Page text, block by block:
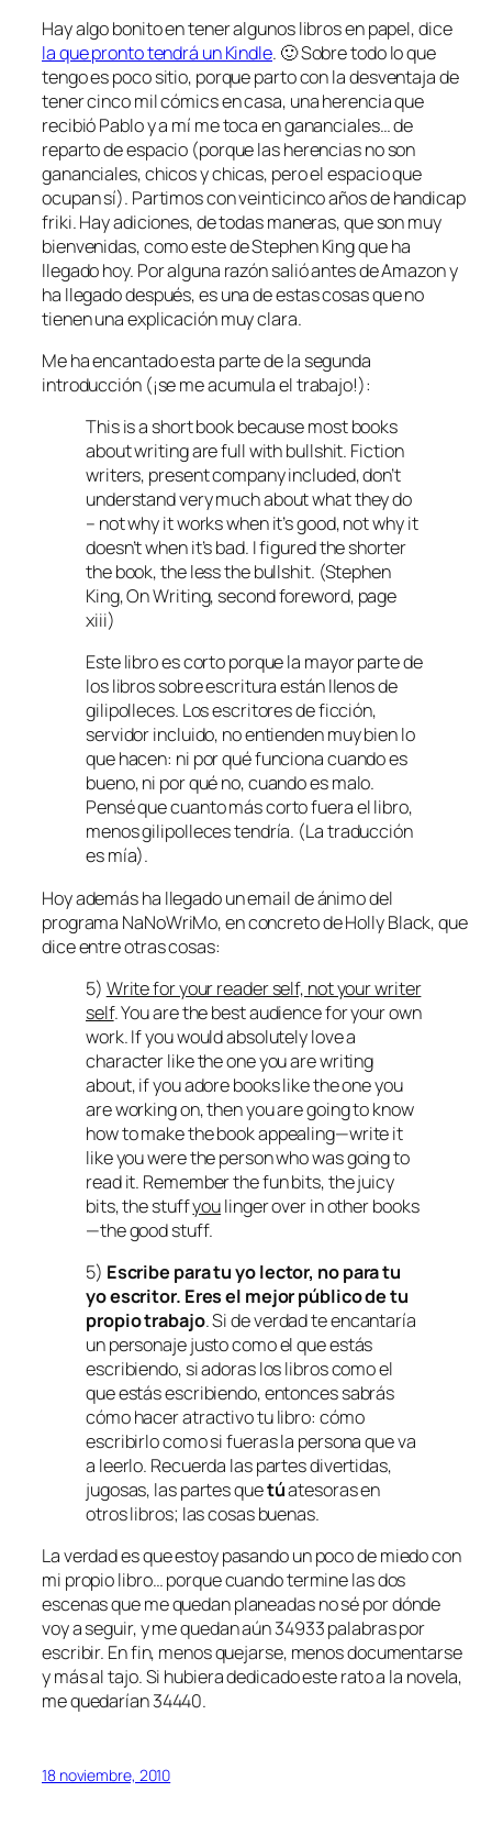
Hay algo bonito en tener algunos libros en papel, dice
la que pronto tendrá un Kindle. 🙂 Sobre todo lo que
tengo es poco sitio, porque parto con ladesventajade
tener cinco mil cómics en casa, una herencia que
recibió Pablo y a mí me toca en gananciales… de
reparto de espacio (porque las herencias no son
gananciales, chicos y chicas, pero el espacio que
ocupan sí). Partimos con veinticinco años dehandicap
friki. Hay adiciones, de todas maneras, que son muy
bienvenidas, como este de Stephen King que ha
llegado hoy. Por alguna razón salió antes de Amazon y
ha llegado después, es una de estas cosas que no
tienen una explicación muy clara.
Me ha encantado esta parte de la segunda
introducción (¡se me acumula el trabajo!):
This is a short book because most books
about writing are full with bullshit. Fiction
writers, present company included, don’t
understand very much about what they do
– not why it works when it’s good, not why it
doesn’t when it’s bad. I figured the shorter
the book, the less the bullshit. (Stephen
King,On Writing, second foreword, page
xiii)
Este libro es corto porque la mayor parte de
los libros sobre escritura están llenos de
gilipolleces. Los escritores de ficción,
servidor incluido, no entienden muy bien lo
que hacen: ni por qué funciona cuando es
bueno, ni por qué no, cuando es malo.
Pensé que cuanto más corto fuera el libro,
menos gilipolleces tendría. (La traducción
es mía).
Hoy además ha llegado un email de ánimo del
programa NaNoWriMo, en concreto de Holly Black, que
dice entre otras cosas:
5) Write for your reader self, not your writer
self. You are the best audience for your own
work. If you would absolutely love a
character like the one you are writing
about, if you adore books like the one you
are working on, then you are going to know
how to make the book appealing—write it
like you were the person who was going to
read it. Remember the fun bits, the juicy
bits, the stuffyoulinger over in other books
—the good stuff.
5) Escribe para tu yo lector, no para tu
yo escritor. Eres el mejor público de tu
propio trabajo. Si de verdad te encantaría
un personaje justo como el que estás
escribiendo, si adoras los libros como el
que estás escribiendo, entonces sabrás
cómo hacer atractivo tu libro: cómo
escribirlo como si fueras la persona que va
a leerlo. Recuerda las partes divertidas,
jugosas, las partes quetúatesoras en
otros libros; las cosas buenas.
La verdad es que estoy pasando un poco de miedo con
mi propio libro… porque cuando termine las dos
escenas que me quedan planeadas no sé por dónde
voy a seguir, y me quedan aún 34933 palabras por
escribir. En fin, menos quejarse, menos documentarse
y más al tajo. Si hubiera dedicado este rato a la novela,
me quedarían 34440.
18 noviembre, 2010